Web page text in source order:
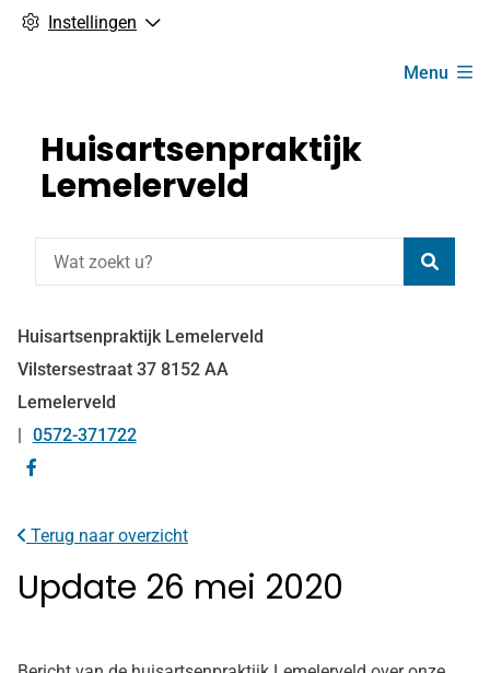
Instellingen
Menu
Huisartsenpraktijk
Lemelerveld
Huisartsenpraktijk Lemelerveld
Vilstersestraat 37 8152 AA
Lemelerveld
Tel:
0572-371722
facebook
Terug naar overzicht
Update 26 mei 2020